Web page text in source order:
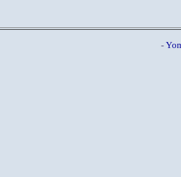
-